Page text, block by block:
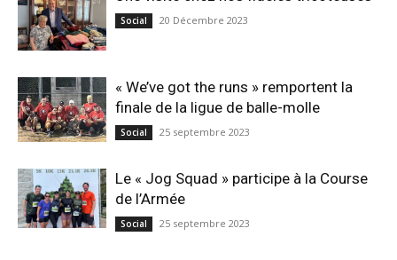
Social 20 Décembre 2023
« We’ve got the runs » remportent la
finale de la ligue de balle-molle
Social 25 septembre 2023
Le « Jog Squad » participe à la Course
de l’Armée
Social 25 septembre 2023